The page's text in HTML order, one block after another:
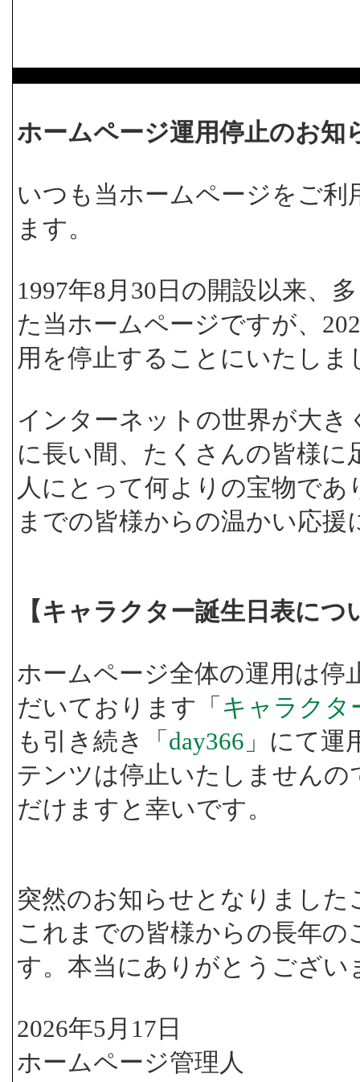
ホームページ運用停止のお知
いつも当ホームページをご
ます。
1997年8月30日の開設以来、
た当ホームページですが、
用を停止することにいたしま
インターネットの世界が大
に長い間、たくさんの皆様
人にとって何よりの宝物で
までの皆様からの温かい応
【キャラクター誕生日表に
ホームページ全体の運用は停
だいております「 キャラクタ
も引き続き「 day366 」にて
テンツは停止いたしません
だけますと幸いです。
突然のお知らせとなりまし
これまでの皆様からの長年
す。本当にありがとうござい
2026年5月17日
ホームページ管理人